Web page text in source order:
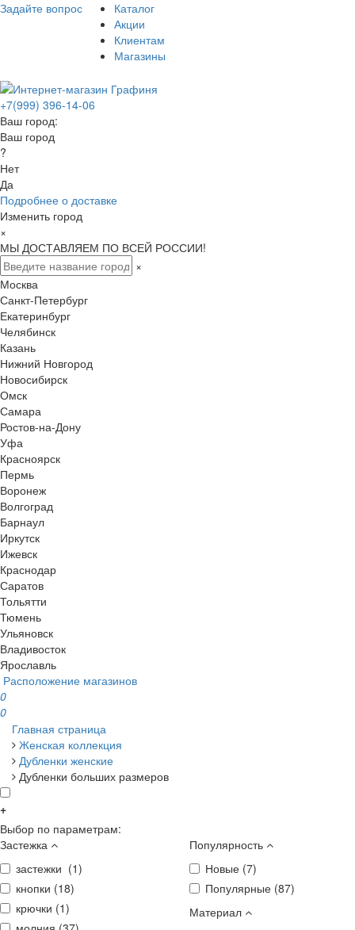
Задайте вопрос
Каталог
Акции
Клиентам
Магазины
+7(999) 396-14-06
Ваш город:
Ваш город
?
Нет
Да
Подробнее о доставке
Изменить город
×
МЫ ДОСТАВЛЯЕМ ПО ВСЕЙ РОССИИ!
×
Москва
Санкт-Петербург
Екатеринбург
Челябинск
Казань
Нижний Новгород
Новосибирск
Омск
Самара
Ростов-на-Дону
Уфа
Красноярск
Пермь
Воронеж
Волгоград
Барнаул
Иркутск
Ижевск
Краснодар
Саратов
Тольятти
Тюмень
Ульяновск
Владивосток
Ярославль
Расположение магазинов
0
0
Главная страница
Женская коллекция
Дубленки женские
Дубленки больших размеров
+
Выбор по параметрам:
Застежка
застежки (1)
кнопки (18)
крючки (1)
Популярность
Новые (7)
Популярные (87)
Материал